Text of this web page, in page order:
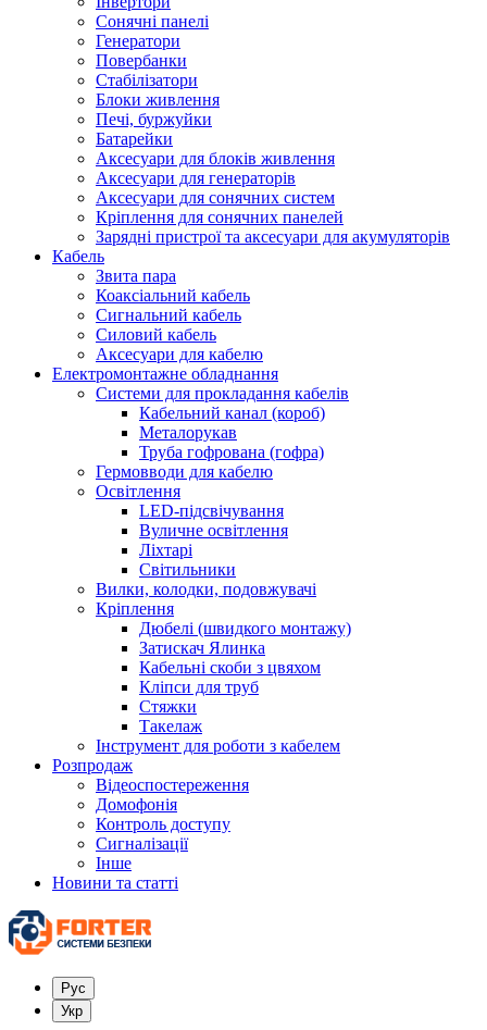
Сонячні панелі
Генератори
Повербанки
Стабілізатори
Блоки живлення
Печі, буржуйки
Батарейки
Аксесуари для блоків живлення
Аксесуари для генераторів
Аксесуари для сонячних систем
Кріплення для сонячних панелей
Зарядні пристрої та аксесуари для акумуляторів
Кабель
Звита пара
Коаксіальний кабель
Сигнальний кабель
Силовий кабель
Аксесуари для кабелю
Електромонтажне обладнання
Системи для прокладання кабелів
Кабельний канал (короб)
Металорукав
Труба гофрована (гофра)
Гермовводи для кабелю
Освітлення
LED-підсвічування
Вуличне освітлення
Ліхтарі
Світильники
Вилки, колодки, подовжувачі
Кріплення
Дюбелі (швидкого монтажу)
Затискач Ялинка
Кабельні скоби з цвяхом
Кліпси для труб
Стяжки
Такелаж
Інструмент для роботи з кабелем
Розпродаж
Відеоспостереження
Домофонія
Контроль доступу
Сигналізації
Інше
Новини та статті
Рус
Укр